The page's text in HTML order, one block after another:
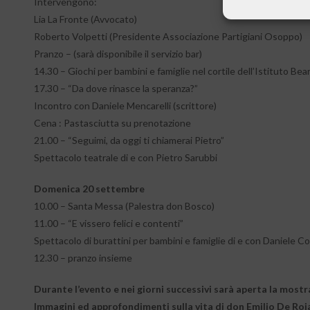
Lia La Fronte (Avvocato)
Roberto Volpetti (Presidente Associazione Partigiani Osoppo)
Pranzo – (sarà disponibile il servizio bar)
14.30 – Giochi per bambini e famiglie nel cortile dell’Istituto
17.30 – “Da dove rinasce la speranza?”
Incontro con Daniele Mencarelli (scrittore)
Cena : Pastasciutta su prenotazione
21.00 – “Seguimi, da oggi ti chiamerai Pietro”
Spettacolo teatrale di e con Pietro Sarubbi
Domenica 20 settembre
10.00 – Santa Messa (Palestra don Bosco)
11.00 – “E vissero felici e contenti”
Spettacolo di burattini per bambini e famiglie di e con Daniele
12.30 – pranzo insieme
Durante l’evento e nei giorni successivi sarà aperta la
Immagini ed approfondimenti sulla vita di don Emilio De